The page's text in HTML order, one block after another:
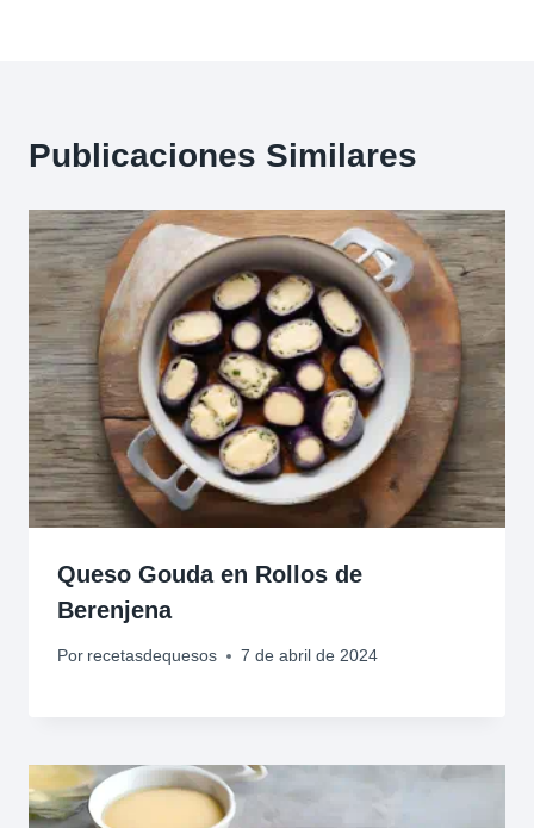
Publicaciones Similares
Queso Gouda en Rollos de
Berenjena
Por recetasdequesos 7 de abril de 2024